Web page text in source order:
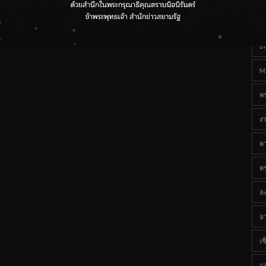
กรมชลฯ เกาะติดฝนทั่วประเทศ เตรียมเครื่องจักรรับมือน้ำ
ค
ง
ด
ต
ล
อ
เ